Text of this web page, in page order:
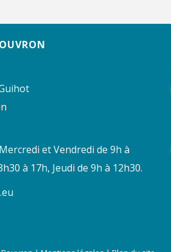
et Vendredi de 9h à
à 17h, Jeudi de 9h à 12h30.